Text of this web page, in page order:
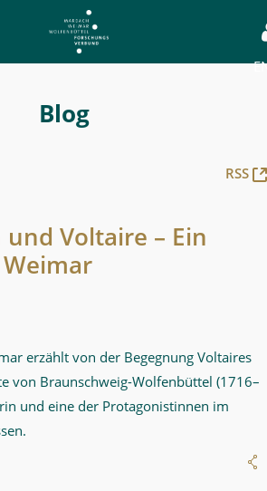
Toggle
navigation
Blog
RSS
und Voltaire – Ein
erzählt von der Begegnung Voltaires
von Braunschweig-Wolfenbüttel (1716–
und eine der Protagonistinnen im